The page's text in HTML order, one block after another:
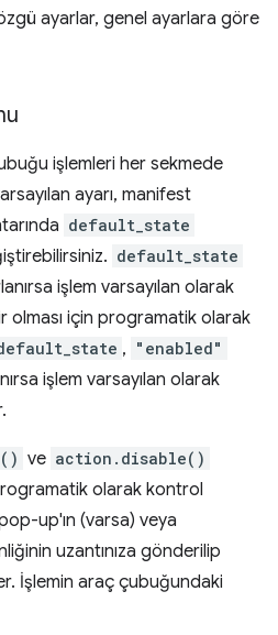
ayarlar, genel ayarlara göre
işlemleri her sekmede
ayarı, manifest
default_state
default_state
işlem varsayılan olarak
olması için programatik olarak
, "enabled"
işlem varsayılan olarak
ve action.disable()
olarak kontrol
up'ın (varsa) veya
uzantınıza gönderilip
İşlemin araç çubuğundaki